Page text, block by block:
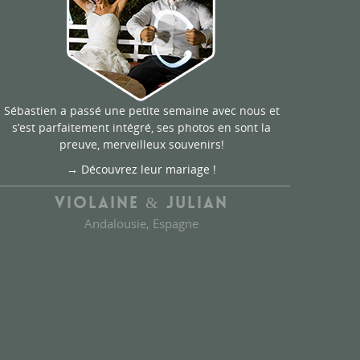
Sébastien a passé une petite semaine avec nous et
s’est parfaitement intégré, ses photos en sont la
preuve, merveilleux souvenirs!
→ Découvrez leur mariage !
VIOLAINE & JULIAN
Andalousie, Espagne